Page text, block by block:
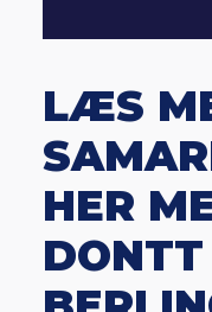
LÆS
HER